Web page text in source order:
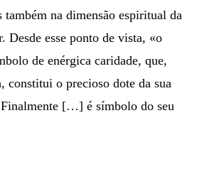
na dimensão espiritual da
Desde esse ponto de vista, «o
de enérgica caridade, que,
constitui o precioso dote da sua
[…] é símbolo do seu